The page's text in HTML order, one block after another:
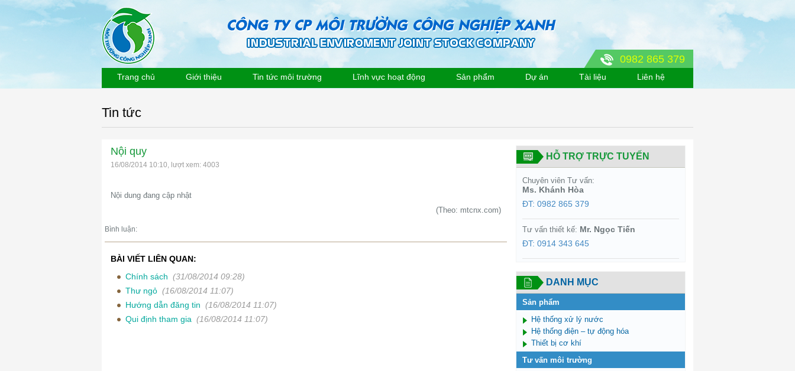
0982 865 379
Trang chủ Giới thiệu Tin tức môi trường Lĩnh vực hoạt động Sản phẩm Dự án Tài liệu Liên hệ
Tin tức
Nội quy
16/08/2014 10:10, lượt xem: 4003
Nội dung đang cập nhật
(Theo: mtcnx.com)
Bình luận:
BÀI VIẾT LIÊN QUAN:
Chính sách (31/08/2014 09:28)
Thư ngỏ (16/08/2014 11:07)
Hướng dẫn đăng tin (16/08/2014 11:07)
Qui định tham gia (16/08/2014 11:07)
HỖ TRỢ TRỰC TUYẾN
Chuyên viên Tư vấn:
Ms. Khánh Hòa
ĐT: 0982 865 379
Tư vấn thiết kế: Mr. Ngọc Tiến
ĐT: 0914 343 645
DANH MỤC
Sản phẩm
Hệ thống xử lý nước
Hệ thống điện – tự động hóa
Thiết bị cơ khí
Tư vấn môi trường